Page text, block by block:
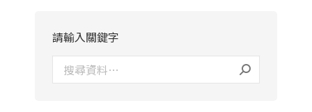
請輸入關鍵字